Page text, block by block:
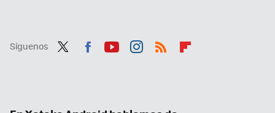
Síguenos